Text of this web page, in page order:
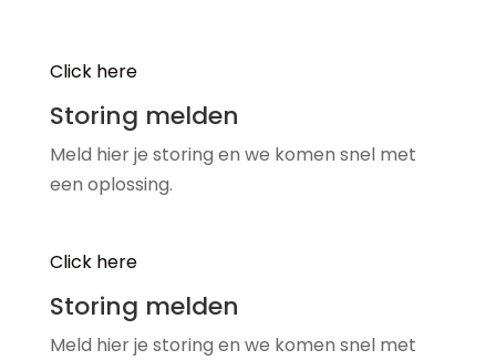
Click here
Storing melden
Meld hier je storing en we komen snel met
een oplossing.
Click here
Storing melden
Meld hier je storing en we komen snel met